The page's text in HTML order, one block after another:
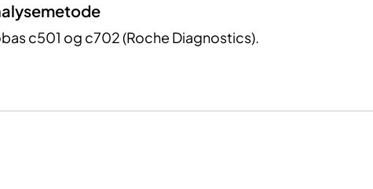
c501 og c702 (Roche Diagnostics).